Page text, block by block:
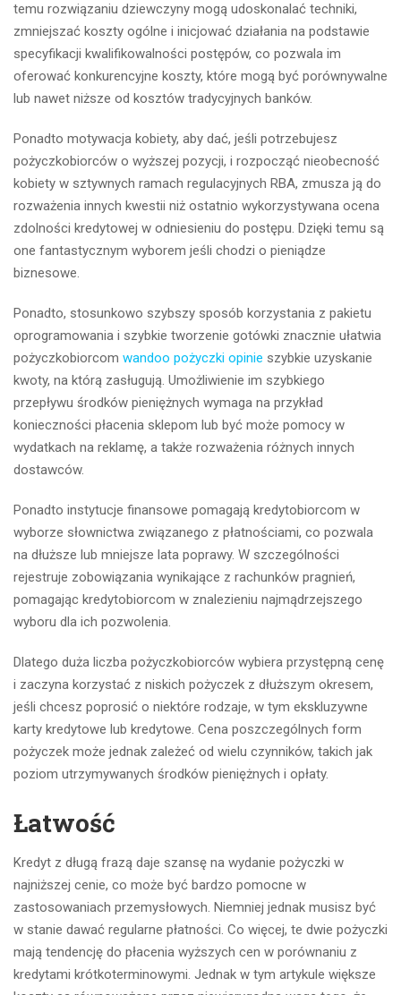
temu rozwiązaniu dziewczyny mogą udoskonalać techniki,
zmniejszać koszty ogólne i inicjować działania na podstawie
specyfikacji kwalifikowalności postępów, co pozwala im
oferować konkurencyjne koszty, które mogą być porównywalne
lub nawet niższe od kosztów tradycyjnych banków.
Ponadto motywacja kobiety, aby dać, jeśli potrzebujesz
pożyczkobiorców o wyższej pozycji, i rozpocząć nieobecność
kobiety w sztywnych ramach regulacyjnych RBA, zmusza ją do
rozważenia innych kwestii niż ostatnio wykorzystywana ocena
zdolności kredytowej w odniesieniu do postępu. Dzięki temu są
one fantastycznym wyborem jeśli chodzi o pieniądze
biznesowe.
Ponadto, stosunkowo szybszy sposób korzystania z pakietu
oprogramowania i szybkie tworzenie gotówki znacznie ułatwia
pożyczkobiorcom wandoo pożyczki opinie szybkie uzyskanie
kwoty, na którą zasługują. Umożliwienie im szybkiego
przepływu środków pieniężnych wymaga na przykład
konieczności płacenia sklepom lub być może pomocy w
wydatkach na reklamę, a także rozważenia różnych innych
dostawców.
Ponadto instytucje finansowe pomagają kredytobiorcom w
wyborze słownictwa związanego z płatnościami, co pozwala
na dłuższe lub mniejsze lata poprawy. W szczególności
rejestruje zobowiązania wynikające z rachunków pragnień,
pomagając kredytobiorcom w znalezieniu najmądrzejszego
wyboru dla ich pozwolenia.
Dlatego duża liczba pożyczkobiorców wybiera przystępną cenę
i zaczyna korzystać z niskich pożyczek z dłuższym okresem,
jeśli chcesz poprosić o niektóre rodzaje, w tym ekskluzywne
karty kredytowe lub kredytowe. Cena poszczególnych form
pożyczek może jednak zależeć od wielu czynników, takich jak
poziom utrzymywanych środków pieniężnych i opłaty.
Łatwość
Kredyt z długą frazą daje szansę na wydanie pożyczki w
najniższej cenie, co może być bardzo pomocne w
zastosowaniach przemysłowych. Niemniej jednak musisz być
w stanie dawać regularne płatności. Co więcej, te dwie pożyczki
mają tendencję do płacenia wyższych cen w porównaniu z
kredytami krótkoterminowymi. Jednak w tym artykule większe